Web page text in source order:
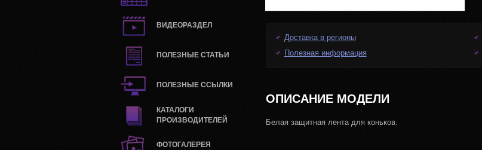
ВИДЕОРАЗДЕЛ
ПОЛЕЗНЫЕ СТАТЬИ
ПОЛЕЗНЫЕ ССЫЛКИ
КАТАЛОГИ
ПРОИЗВОДИТЕЛЕЙ
ФОТОГАЛЕРЕЯ
Доставка в регионы
Полезная информация
ОПИСАНИЕ МОДЕЛИ
Белая защитная лента для коньков.